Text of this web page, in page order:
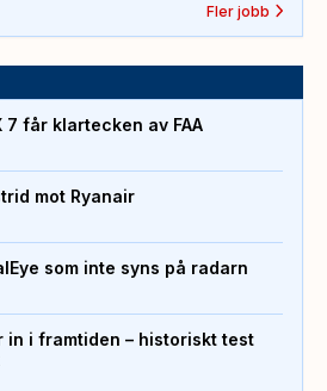
Fler jobb
7 får klartecken av FAA
mot Ryanair
som inte syns på radarn
in i framtiden – historiskt test